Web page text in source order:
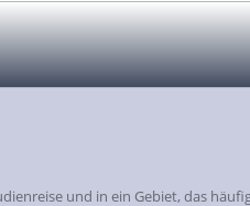
und in ein Gebiet, das